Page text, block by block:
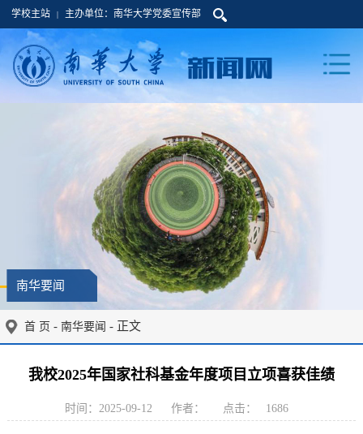
学校主站 | 主办单位：南华大学党委宣传部
南华要闻
首 页 - 南华要闻 - 正文
我校2025年国家社科基金年度项目立项喜获佳绩
时间：2025-09-12 作者： 点击： 1686